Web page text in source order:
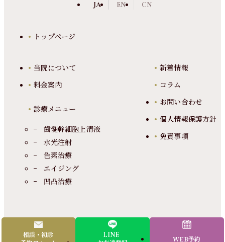
相談・初診
LINE
WEB予約
JA EN CN
トップページ
当院について
料金案内
診療メニュー
歯髄幹細胞上清液
水光注射
色素治療
エイジング
凹凸治療
新着情報
コラム
お問い合わせ
個人情報保護方針
免責事項
© 2025 THE LANA CLINIC